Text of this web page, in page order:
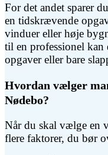
For det andet sparer
en tidskrævende
vinduer eller høje
til en professionel
opgaver eller bare
Hvordan vælger
Nødebo?
Når du skal vælge en
flere faktorer, du bør